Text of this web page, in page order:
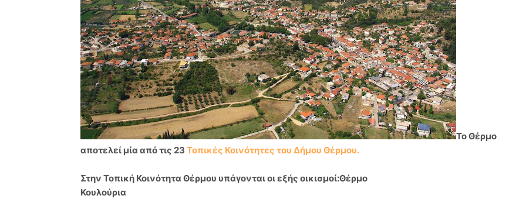
Το Θέρμο
αποτελεί μία από τις 23 Τοπικές Κοινότητες του Δήμου Θέρμου.
Στην Τοπική Κοινότητα Θέρμου υπάγονται οι εξής οικισμοί:Θέρμο
Κουλούρια